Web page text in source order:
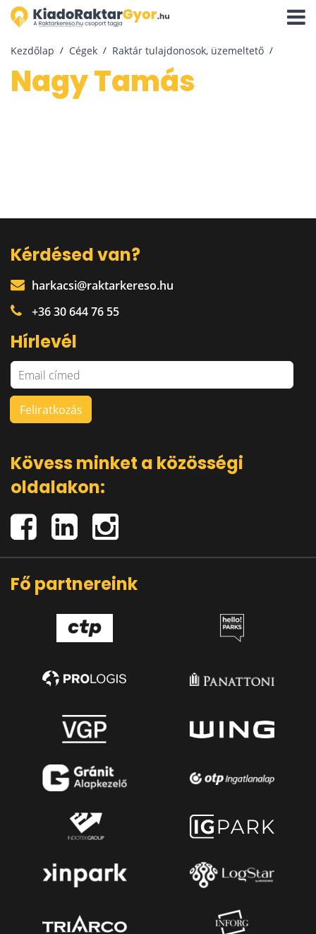
Kezdőlap Cégek Raktár tulajdonosok, üzemeltető
Nagy Tamás
Kérdésed van?
harkacsi@raktarkereso.hu
+36 30 644 76 55
Hírlevél
Kövess minket a közösségi
oldalakon:
Fő partnereink